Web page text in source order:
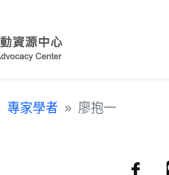
專家學者 廖抱一